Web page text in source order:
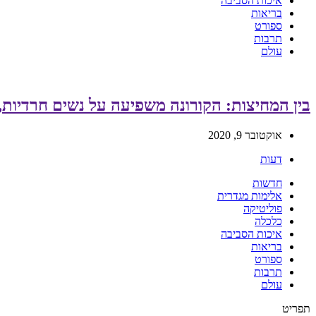
בריאות
ספורט
תרבות
עולם
בין המחיצות: הקורונה משפיעה על נשים חרדיות,
אוקטובר 9, 2020
דעות
חדשות
אלימות מגדרית
פוליטיקה
כלכלה
איכות הסביבה
בריאות
ספורט
תרבות
עולם
תפריט